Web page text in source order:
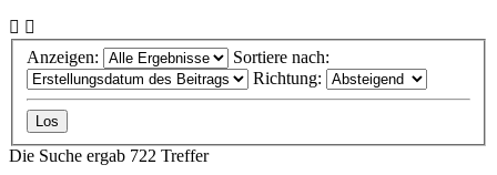
Anzeigen:
Sortiere nach:
Richtung:
Die Suche ergab 722 Treffer